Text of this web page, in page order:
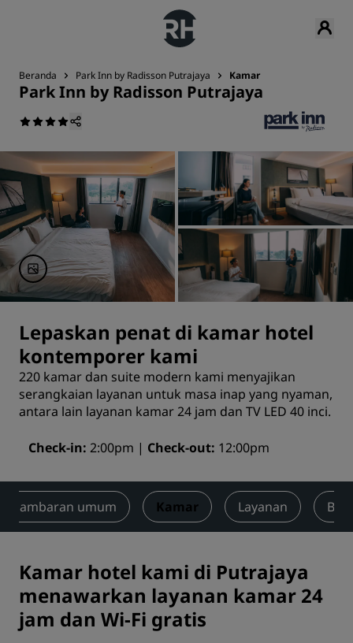
Beranda Park Inn by Radisson Putrajaya Kamar
Park Inn by Radisson Putrajaya
Lepaskan penat di kamar hotel
kontemporer kami
220 kamar dan suite modern kami menyajikan
serangkaian layanan untuk masa inap yang nyaman,
antara lain layanan kamar 24 jam dan TV LED 40 inci.
Check-in 2:00pm Check-out 12:00pm
Gambaran umum Kamar Layanan
Kamar hotel kami di Putrajaya
menawarkan layanan kamar 24
jam dan Wi-Fi gratis